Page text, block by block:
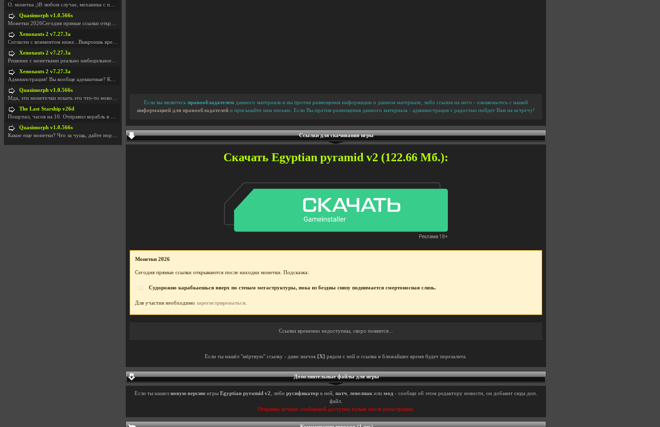
Если вы являетесь правообладателем данного материала и вы против размещения информации о данном материале, либо ссылок на него - ознакомьтесь с нашей
информацией для правообладателей и присылайте нам письмо. Если Вы против размещения данного материала - администрация с радостью пойдет Вам на встречу!
Ссылки для скачивания игры
Скачать Egyptian pyramid v2 (122.66 Мб.):
Монетки 2026
Сегодня прямые ссылки открываются после находки монетки. Подсказка:
Судорожно карабкаешься вверх по стенам мегаструктуры, пока из бездны снизу поднимается смертоносная слизь.
Для участия необходимо зарегистрироваться
Ссылки временно недоступны, скоро появятся...
Если ты нашёл "мёртвую" ссылку - дави значок [X] рядом с ней и ссылка в ближайшее время будет перезалита.
Дополнительные файлы для игры
Если ты нашел новую версию игры Egyptian pyramid v2 , либо русификатор к ней, патч левелпак или мод - сообщи об этом редактору новости, он добавит сюда доп.
файл.
Отправка личных сообщений доступна только после регистрации.
О. монетка ;)В любом случае, механика с поиском мо
Quasimorph v1.0.566s
Монетки 2026Сегодня прямые ссылки открываются посл
Xenonauts 2 v7.27.3a
Согласен с комментом ниже...Выкроишь время чтобы з
Xenonauts 2 v7.27.3a
Решение с монетками реально имбецильное. Как сдела
Xenonauts 2 v7.27.3a
Администрация! Вы вообще адекватные? Какие монетки
Quasimorph v1.0.566s
Мда, эти монеточки искать это что-то новое в сфере
The Last Starship v26d
Пощупал, часов на 10. Отправил корабль в другую Га
Quasimorph v1.0.566s
Какие еще монетки? Что за чущь, дайте нормально ск